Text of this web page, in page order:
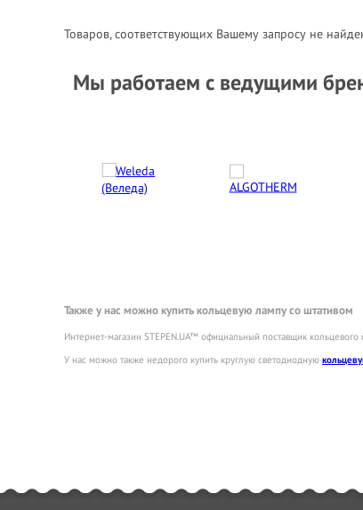
Товаров, соответствующих Вашему запросу не
Мы работаем с ведущими
Также у нас можно купить кольцевую лампу со штативом
Интернет-магазин STEPEN.UA™ официальный поставщик кольцевого
У нас можно также недорого купить круглую светодиодную